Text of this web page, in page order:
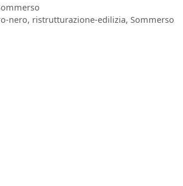
nero, ristrutturazione-edilizia, Sommerso